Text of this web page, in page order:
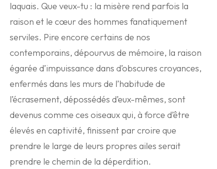
laquais. Que veux-tu : la misère rend parfois la
raison et le cœur des hommes fanatiquement
serviles. Pire encore certains de nos
contemporains, dépourvus de mémoire, la raison
égarée d’impuissance dans d’obscures croyances,
enfermés dans les murs de l’habitude de
l’écrasement, dépossédés d’eux-mêmes, sont
devenus comme ces oiseaux qui, à force d’être
élevés en captivité, finissent par croire que
prendre le large de leurs propres ailes serait
prendre le chemin de la déperdition.